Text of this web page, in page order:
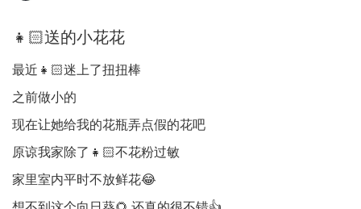
👧🏻送的小花花
最近👧🏻迷上了扭扭棒
之前做小的
现在让她给我的花瓶弄点假的花吧
原谅我家除了👧🏻不花粉过敏
家里室内平时不放鲜花😂